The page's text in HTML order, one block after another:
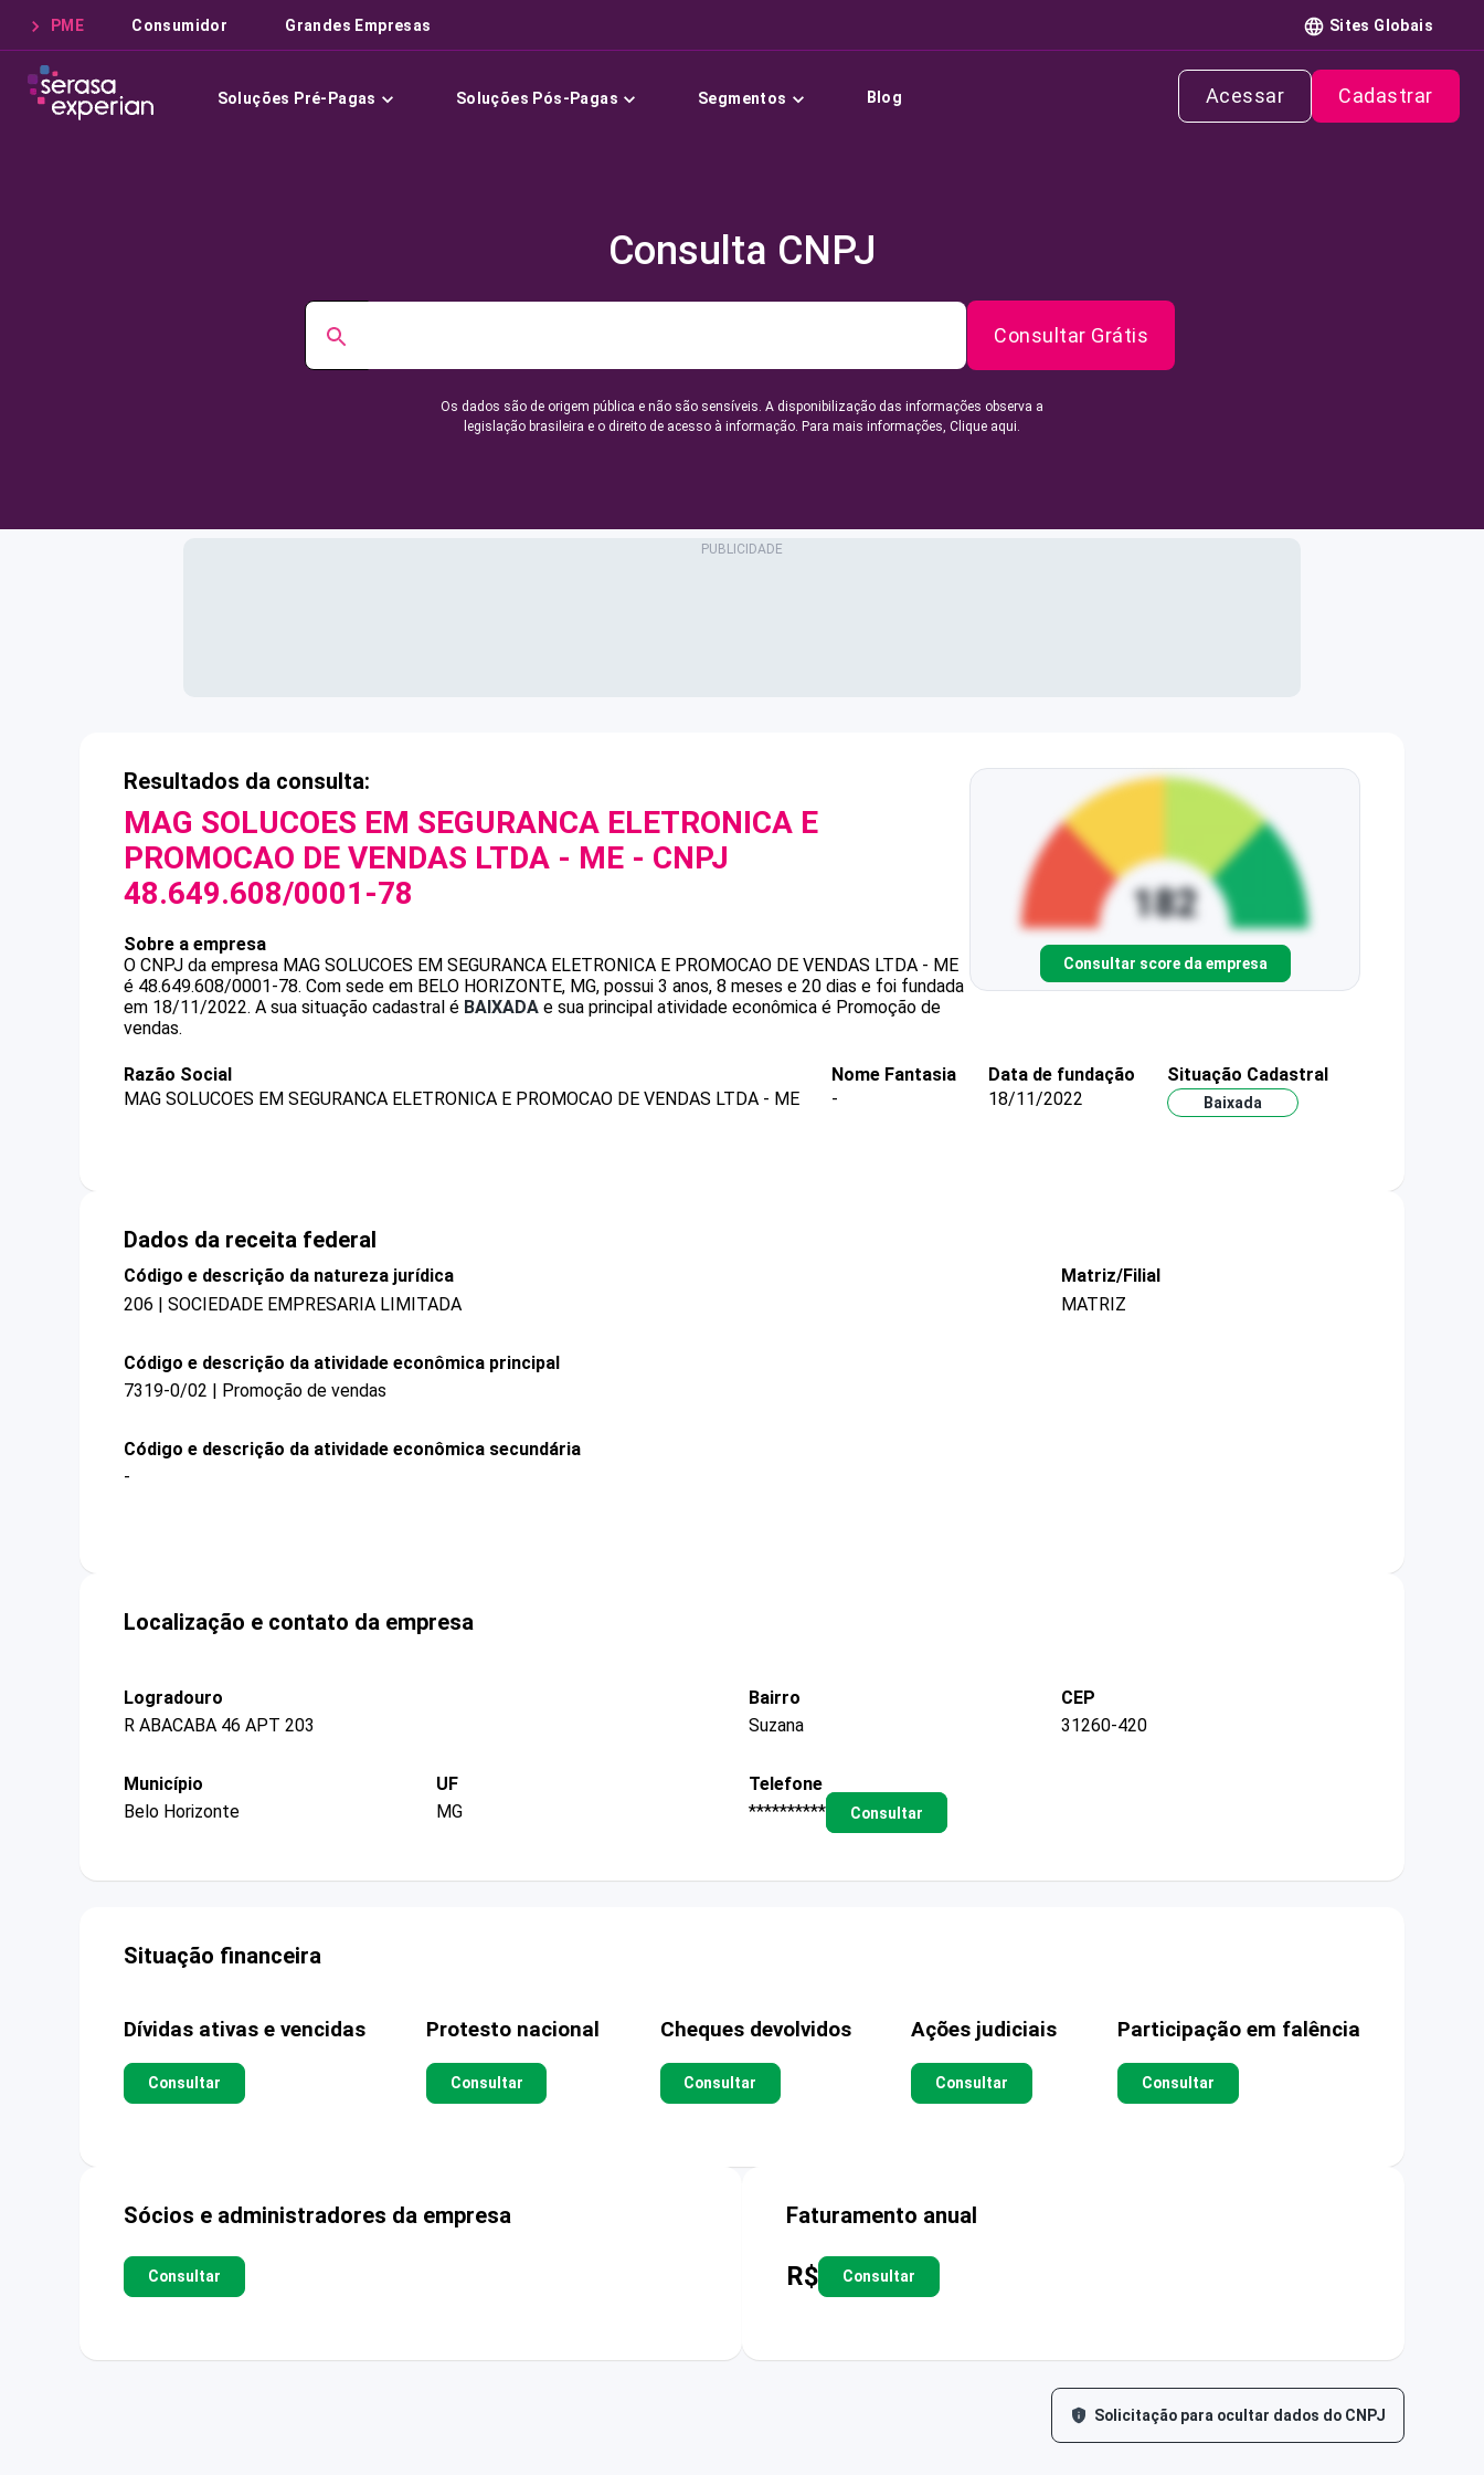
PME Consumidor Grandes Empresas Sites Globais
Soluções Pré-Pagas Soluções Pós-Pagas Segmentos Blog Acessar Cadastrar
Consulta CNPJ
Consultar Grátis
Os dados são de origem pública e não são sensíveis. A disponibilização das informações observa a
legislação brasileira e o direito de acesso à informação. Para mais informações, Clique aqui.
Resultados da consulta:
MAG SOLUCOES EM SEGURANCA ELETRONICA E
PROMOCAO DE VENDAS LTDA - ME - CNPJ
48.649.608/0001-78
Sobre a empresa
O CNPJ da empresa MAG SOLUCOES EM SEGURANCA ELETRONICA E PROMOCAO DE VENDAS LTDA - ME
é 48.649.608/0001-78. Com sede em BELO HORIZONTE, MG, possui 3 anos, 8 meses e 20 dias e foi fundada
em 18/11/2022. A sua situação cadastral é BAIXADA e sua principal atividade econômica é Promoção de
vendas.
Consultar score da empresa
Razão Social
MAG SOLUCOES EM SEGURANCA ELETRONICA E PROMOCAO DE VENDAS LTDA - ME
Nome Fantasia
-
Data de fundação
18/11/2022
Situação Cadastral
Baixada
Dados da receita federal
Código e descrição da natureza jurídica
206 | SOCIEDADE EMPRESARIA LIMITADA
Matriz/Filial
MATRIZ
Código e descrição da atividade econômica principal
7319-0/02 | Promoção de vendas
Código e descrição da atividade econômica secundária
-
Localização e contato da empresa
Logradouro
R ABACABA 46 APT 203
Bairro
Suzana
CEP
31260-420
Município
Belo Horizonte
UF
MG
Telefone
**********
Consultar
Situação financeira
Dívidas ativas e vencidas
Consultar
Protesto nacional
Consultar
Cheques devolvidos
Consultar
Ações judiciais
Consultar
Participação em falência
Consultar
Sócios e administradores da empresa
Consultar
Faturamento anual
R$ Consultar
Solicitação para ocultar dados do CNPJ